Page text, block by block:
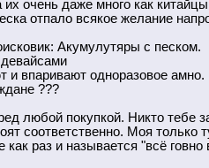
очень даже много как
отпало всякое желание
Акумулутяры с песком.
и впаривают одноразовое амно.
???
любой покупкой. Никто тебе
соответственно. Моя
как раз и называется "всё